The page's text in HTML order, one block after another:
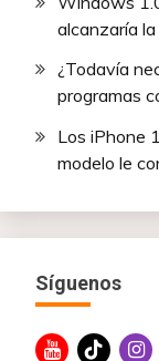
alcanzaría la
¿Todavía
programas
Los iPhone
modelo le
Síguenos